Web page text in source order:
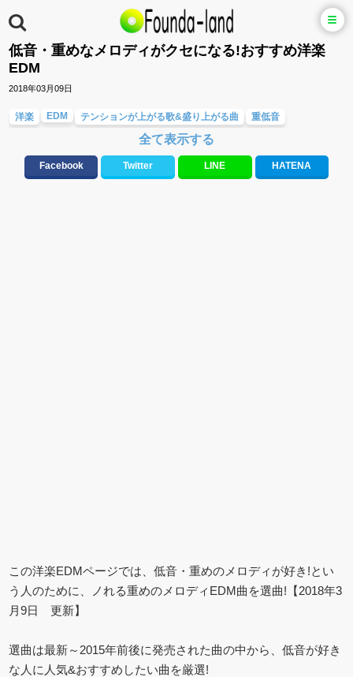
低音・重めなメロディがクセになる!おすすめ洋楽
EDM
2018年03月09日
洋楽 EDM テンションが上がる歌&盛り上がる曲 重低音
全て表示する
Facebook Twitter LINE HATENA
この洋楽EDMページでは、低音・重めのメロディが好き!とい
う人のために、ノれる重めのメロディEDM曲を選曲!【2018年3
月9日 更新】
選曲は最新～2015年前後に発売された曲の中から、低音が好き
な人に人気&おすすめしたい曲を厳選!